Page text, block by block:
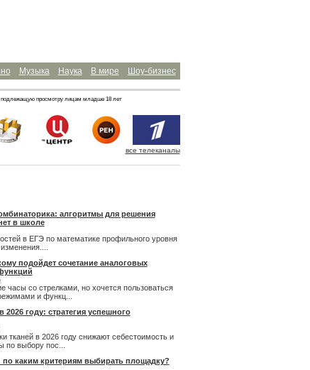
Шоу-бизнес
В мире
Наука
Музыка
просмотру лицам младше 18 лет
все телеканалы
алгоритмы для решения
в школе
в ЕГЭ по математике профильного уровня
подойдет сочетание аналоговых
часы со стрелками, но хочется пользоваться
и функц...
2026 году: стратегия успешного
тканей в 2026 году снижают себестоимость и
выбору пос...
каким критериям выбирать площадку?